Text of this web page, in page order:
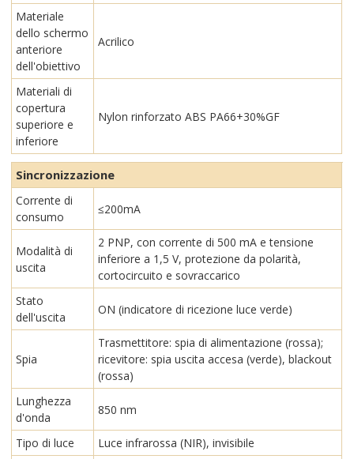
Materiale
dello schermo
anteriore
dell'obiettivo
Acrilico
Materiali di
copertura
superiore e
inferiore
Nylon rinforzato ABS PA66+30%GF
Sincronizzazione
Corrente di
consumo
≤200mA
Modalità di
uscita
2 PNP, con corrente di 500 mA e tensione
inferiore a 1,5 V, protezione da polarità,
cortocircuito e sovraccarico
Stato
dell'uscita
ON (indicatore di ricezione luce verde)
Spia
Trasmettitore: spia di alimentazione (rossa);
ricevitore: spia uscita accesa (verde), blackout
(rossa)
Lunghezza
d'onda
850 nm
Tipo di luce
Luce infrarossa (NIR), invisibile